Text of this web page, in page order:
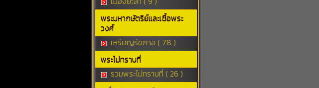
พระมหากษัตริย์และเชื้อพระ
วงศ์
เหรียญรัชกาล ( 78 )
พระไม่ทราบที่
รวมพระไม่ทราบที่ ( 26 )